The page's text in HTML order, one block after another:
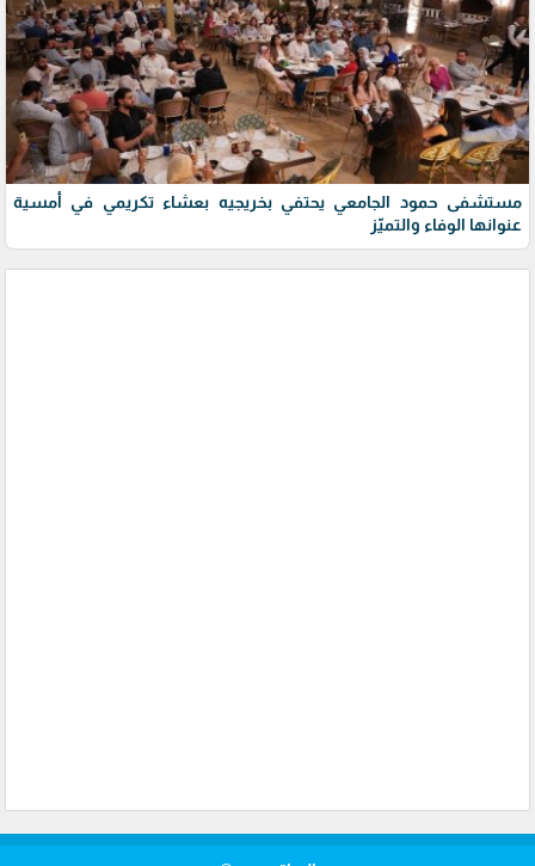
مستشفى حمود الجامعي يحتفي بخريجيه بعشاء تكريمي في أمسية
عنوانها الوفاء والتميّز